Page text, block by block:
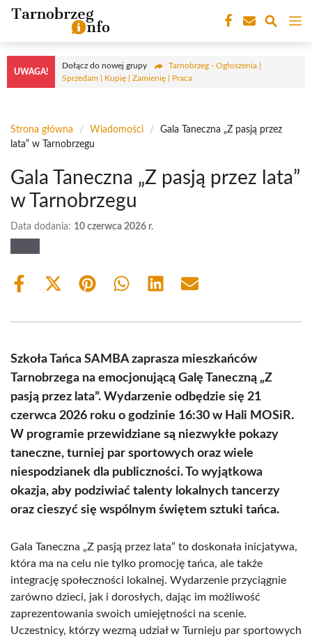
Przejdź
treści
UWAGA!
Dołącz do nowej grupy
Tarnobrzeg - Ogłoszenia |
Sprzedam | Kupię | Zamienię | Praca
Strona główna / Wiadomości /
Gala Taneczna „Z pasją przez
lata” w Tarnobrzegu
Gala Taneczna „Z pasją przez lata”
w Tarnobrzegu
Data dodania: 10 czerwca 2026 r.
Share
Share
(Twitter)
Share Share Share Share
Szkoła Tańca SAMBA zaprasza mieszkańców
Tarnobrzega na emocjonującą Galę Taneczną „Z
pasją przez lata”. Wydarzenie odbędzie się 21
czerwca 2026 roku o godzinie 16:30 w Hali MOSiR.
W programie przewidziane są niezwykłe pokazy
taneczne, turniej par sportowych oraz wiele
niespodzianek dla publiczności. To wyjątkowa
okazja, aby podziwiać talenty lokalnych tancerzy
oraz cieszyć się wspólnym świętem sztuki tańca.
Gala Taneczna „Z pasją przez lata” to doskonała inicjatywa,
która ma na celu nie tylko promocję tańca, ale także
integrację społeczności lokalnej. Wydarzenie przyciągnie
zarówno dzieci, jak i dorosłych, dając im możliwość
zaprezentowania swoich umiejętności na scenie.
Uczestnicy, którzy wezmą udział w Turnieju par sportowych